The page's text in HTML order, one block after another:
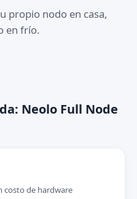
propio nodo en casa,
en frío.
Neolo Full Node
costo de hardware